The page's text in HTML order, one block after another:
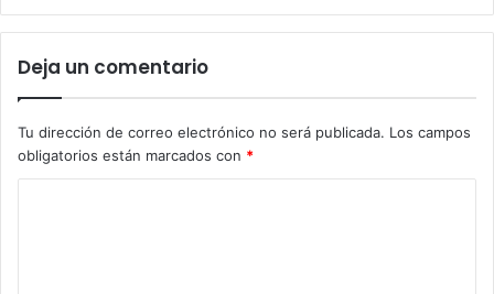
Deja un comentario
Tu dirección de correo electrónico no será publicada. Los campos
obligatorios están marcados con *